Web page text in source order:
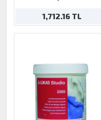
1,712.16 TL